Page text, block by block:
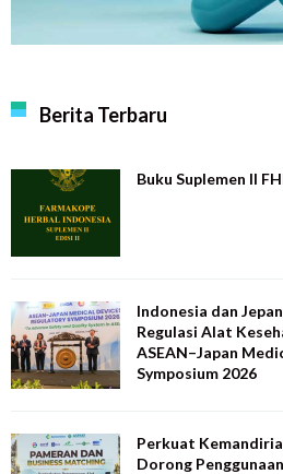
Berita Terbaru
Buku Suplemen II
Indonesia dan
Regulasi Alat
ASEAN–Japan
Symposium 2026
Perkuat
Dorong